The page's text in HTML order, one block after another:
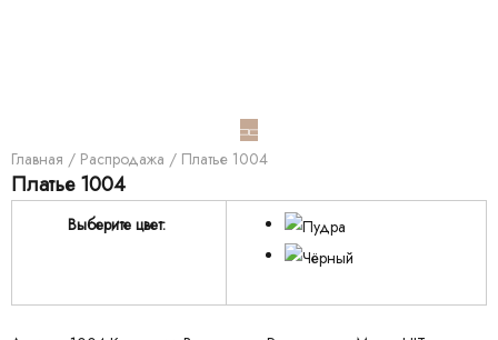
Главная / Распродажа / Платье 1004
Платье 1004
Выберите цвет: